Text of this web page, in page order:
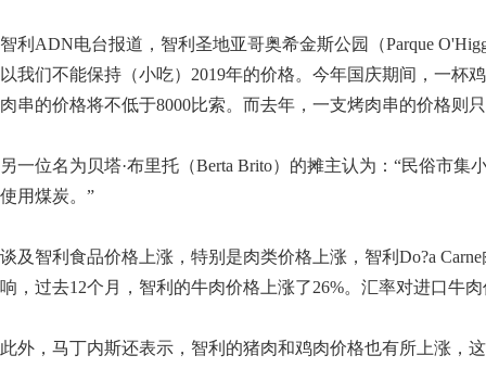
智利ADN电台报道，智利圣地亚哥奥希金斯公园（Parque
以我们不能保持（小吃）2019年的价格。今年国庆期间，一杯
肉串的价格将不低于8000比索。而去年，一支烤肉串的价格则
另一位名为贝塔·布里托（Berta Brito）的摊主认为：“民俗市
使用煤炭。”
谈及智利食品价格上涨，特别是肉类价格上涨，智利Do?a
响，过去12个月，智利的牛肉价格上涨了26%。汇率对进口牛
此外，马丁内斯还表示，智利的猪肉和鸡肉价格也有所上涨，